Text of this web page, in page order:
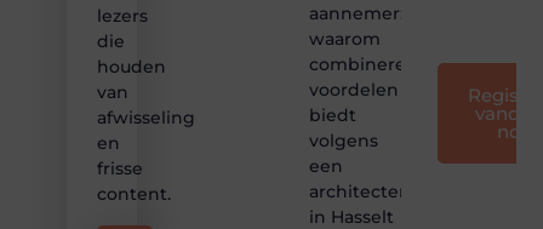
lezers
die
houden
van
afwisseling
en
frisse
content.
aannemer:
waarom
combineren
voordelen
biedt
volgens
een
architectenbureau
in Hasselt
nog